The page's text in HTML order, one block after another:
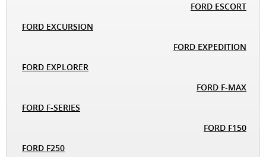
FORD ESCORT
FORD EXCURSION
FORD EXPEDITION
FORD EXPLORER
FORD F-MAX
FORD F-SERIES
FORD F150
FORD F250